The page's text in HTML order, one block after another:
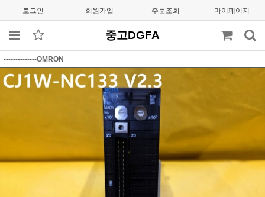
로그인 회원가입 주문조회 마이페이지
중고DGFA
--------------OMRON